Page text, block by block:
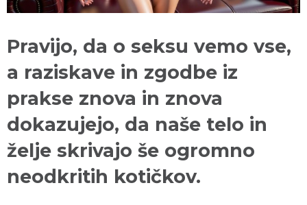
Pravijo, da o seksu vemo vse,
a raziskave in zgodbe iz
prakse znova in znova
dokazujejo, da naše telo in
želje skrivajo še ogromno
neodkritih kotičkov.